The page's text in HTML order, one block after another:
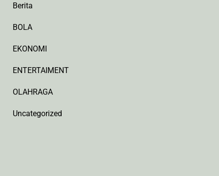
Berita
BOLA
EKONOMI
ENTERTAIMENT
OLAHRAGA
Uncategorized